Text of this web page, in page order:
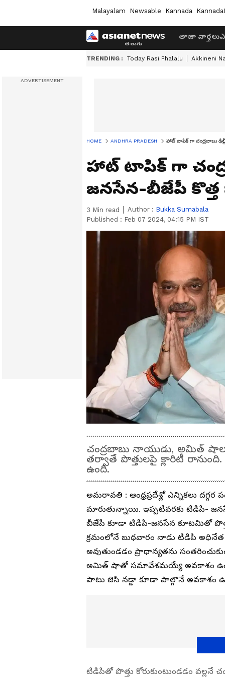
Malayalam Newsable Kannada
తాజా వార్తలు
TRENDING : Today Rasi Phalalu Akkineni
HOME ANDHRA PRADESH హాట్ టాపిక్ గా చంద్రబాబు
హాట్ టాపిక్ గా
జనసేన-బీజేపీ కొత్త
3 Min read Author : Bukka Sumabala
Published : Feb 07 2024, 04:15 PM IST
చంద్రబాబు నాయుడు, అమిత్ షాల
తర్వాతే పొత్తులపై క్లారిటీ
ఉంది.
అమరావతి : ఆంధ్రప్రదేశ్లో ఎన్నికలు దగ్గర
మారుతున్నాయి. ఇప్పటివరకు టిడిపి-
బీజేపీ కూడా టిడిపి-జనసేన కూటమితో
క్రమంలోనే బుధవారం నాడు టిడిపి
అవుతుండడం ప్రాధాన్యతను
అమిత్ షాతో సమావేశమయ్యే అవకాశం
పాటు జెసి నడ్డా కూడా పాల్గొనే అవకాశం
టిడిపితో పొత్తు కోరుకుంటుండడం వల్లనే